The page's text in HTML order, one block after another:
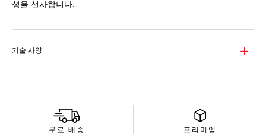
성을 선사합니다.
는 버클을 완성하였고, 다이버 익스텐션에 미세 조정 시스템을 더
하여 더욱 쉽게 활용할 수 있으며 2개의 안전 푸쉬버튼이 장착되어
기술 사양
무료 배송
프리미엄